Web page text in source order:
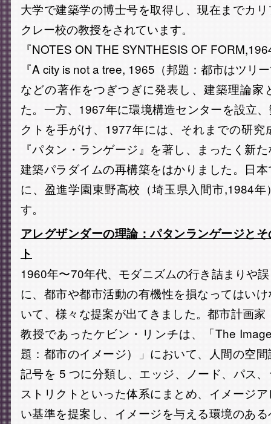
大学で建築学の博士号を取得し、現在までカ
クレー校の教授をされています。
『NOTES ON THE SYNTHESIS OF
『A city is not a tree, 1965（邦題：都市はツリ
などの著作をつぎつぎに発表し、建築理論家
た。一方、1967年に環境構造センターを設立
クトを手がけ、1977年には、それまでの研究
『パタン・ランゲージ』を著し、まったく新
建築パラダイムの再構築をはかりました。日
に、盈進学園東野高校（埼玉県入間市,1984
す。
アレグザンダーの理論：パタンランゲージと
ト
1960年〜70年代、モダニズムの行き詰まりや
に、都市や都市活動の有機性を損なってはい
いて、様々な提案が出てきました。都市計画
教授であったケビン・リンチは、「The
題：都市のイメージ）」において、人間の空
記号を 5 つに分類し、エッジ、ノード、パス
ストリクトといった体系にまとめ、イメージ
い基準を提案し、イメージを与える環境のあ